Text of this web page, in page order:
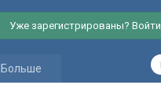
Уже зарегистрированы? Войти
Больше